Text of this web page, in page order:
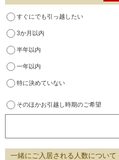
すぐにでも引っ越したい
3か月以内
半年以内
一年以内
特に決めていない
そのほかお引越し時期のご希望
一緒にご入居される人数について